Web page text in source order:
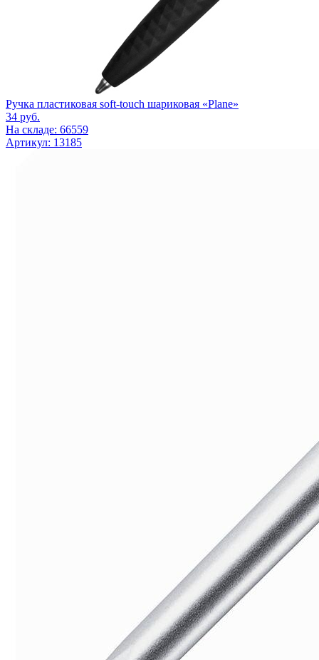
Ручка пластиковая soft-touch шариковая «Plane»
34 руб.
На складе: 66559
Артикул: 13185